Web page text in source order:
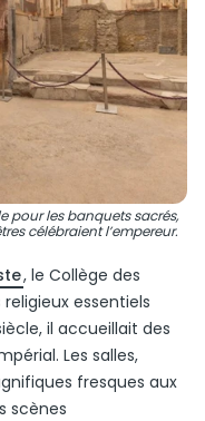
pour les banquets sacrés,
célébraient l’empereur.
, le Collège des
essentiels
il accueillait des
Les salles,
fresques aux
scènes